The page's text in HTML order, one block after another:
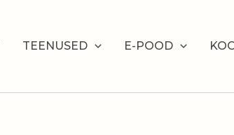
TEENUSED E-POOD